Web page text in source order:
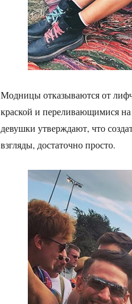
Модницы отказываются от
краской и переливающимися
девушки утверждают, что
взгляды, достаточно просто.